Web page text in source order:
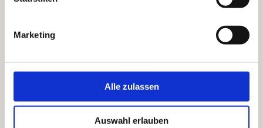
Marketing
Alle zulassen
Auswahl erlauben
NICHT MEHR ZUM ZWECKE DER DIREKTWERBUNG
Beschwerderecht bei der zuständigen Aufsichtsbehörde
ein Beschwerderecht bei einer Aufsichtsbehörde, insbesondere in
dem Mitgliedstaat ihres gewöhnlichen Aufenthalts, ihres
Arbeitsplatzes oder des Orts des mutmaßlichen Verstoßes zu. Das
verwaltungsrechtlicher oder gerichtlicher Rechtsbehelfe.